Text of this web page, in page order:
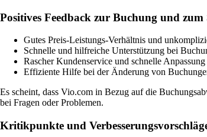
Positives Feedback zur Buchung und zum
Gutes Preis-Leistungs-Verhältnis und
Schnelle und hilfreiche Unterstützung bei
Rascher Kundenservice und schnelle
Effiziente Hilfe bei der Änderung von
Es scheint, dass Vio.com in Bezug auf die
bei Fragen oder Problemen.
Kritikpunkte und